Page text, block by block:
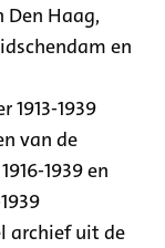
Den Haag,
en
1939
van de
1939 en
archief uit de